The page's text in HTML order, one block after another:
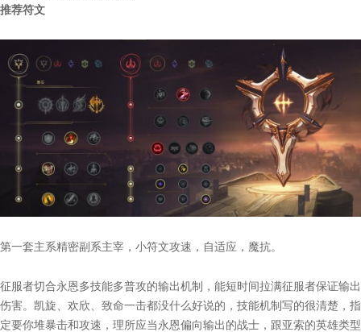
推荐符文
第一套主系精密副系主宰，小符文攻速，自适应，魔抗。
征服者切合永恩多技能多普攻的输出机制，能短时间拉满征服者保证输出
伤害。凯旋、欢欣、致命一击都没什么好说的，技能机制写的很清楚，指
定要你堆暴击和攻速，理所应当永恩偏向输出的战士，跟亚索的英雄类型